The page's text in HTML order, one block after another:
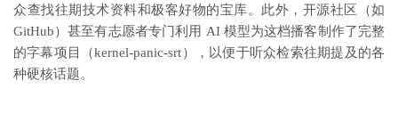
众查找往期技术资料和极客好物的宝库。此外，开源社区（如
GitHub）甚至有志愿者专门利用 AI 模型为这档播客制作了完整
的字幕项目（kernel-panic-srt），以便于听众检索往期提及的各
种硬核话题。